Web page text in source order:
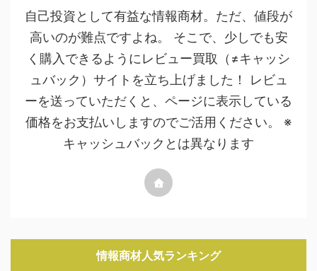
自己投資として有益な情報商材。ただ、値段が
高いのが難点ですよね。 そこで、少しでも安
く購入できるようにレビュー買取（≠キャッシ
ュバック）サイトを立ち上げました！ レビュ
ーを送っていただくと、ページに表示している
価格をお支払いしますのでご活用ください。 ※
キャッシュバックとは異なります
情報商材人気ランキング